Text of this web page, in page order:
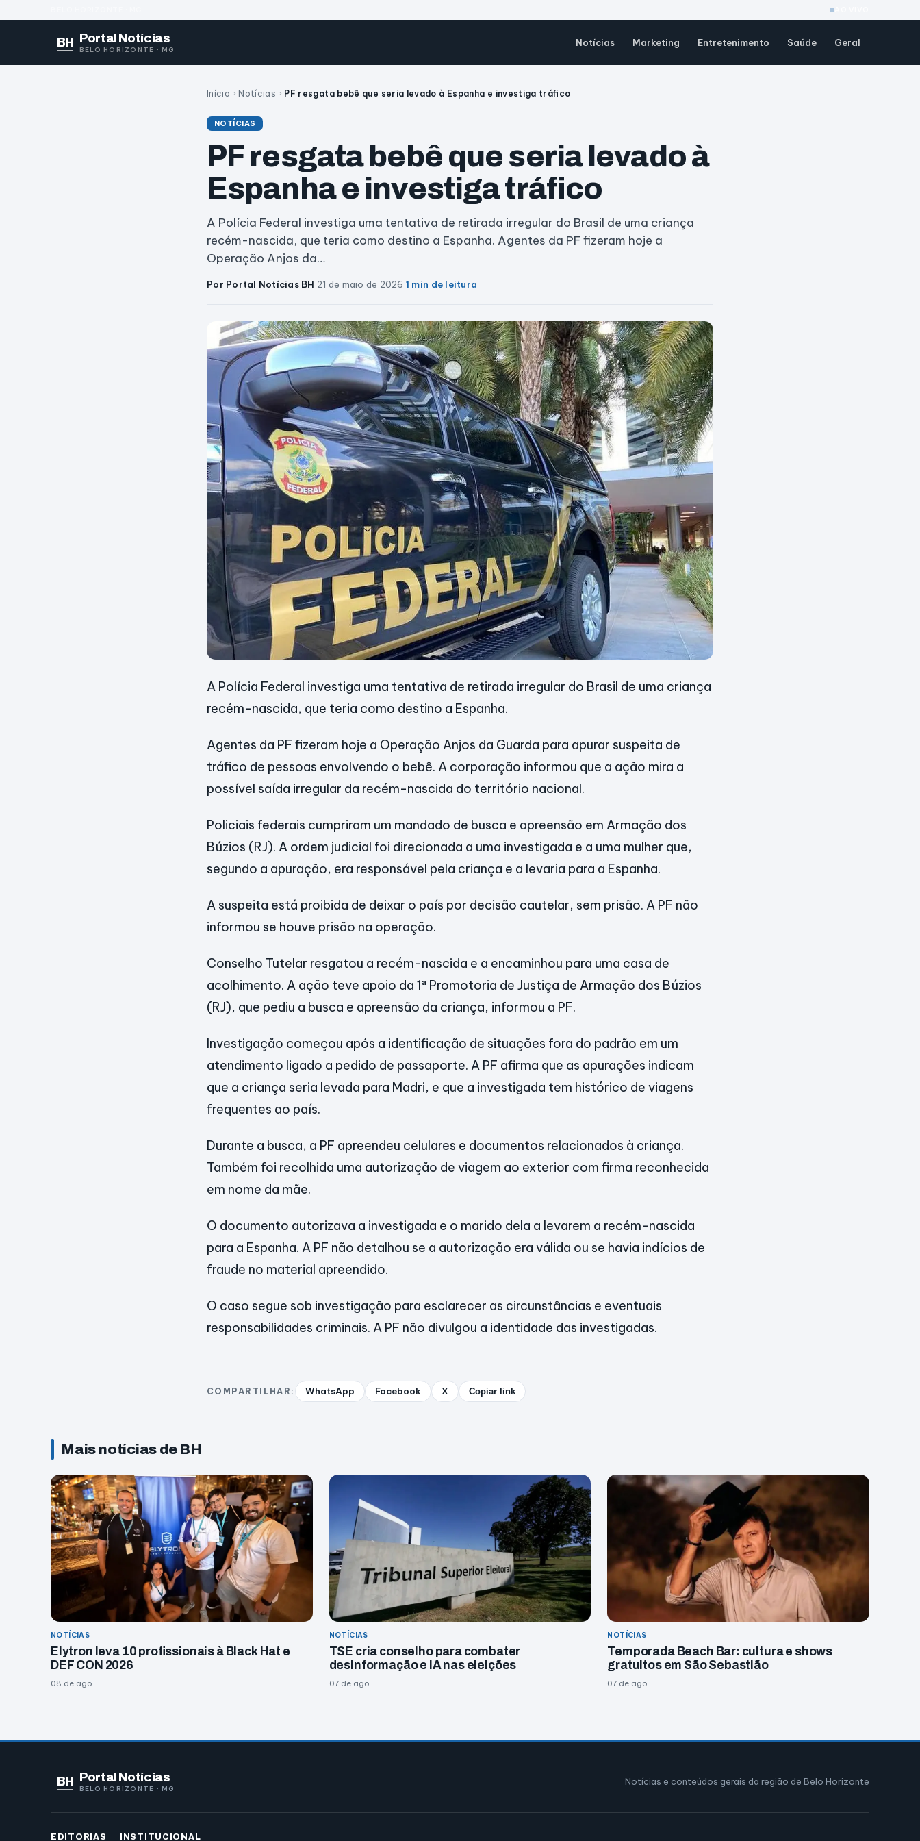
BH Portal Notícias
BELO HORIZONTE · MG
Notícias Marketing Entretenimento Saúde Geral
Início › Notícias › PF resgata bebê que seria levado à Espanha e investiga tráfico
NOTÍCIAS
PF resgata bebê que seria levado à
Espanha e investiga tráfico
A Polícia Federal investiga uma tentativa de retirada irregular do Brasil de uma criança
recém-nascida, que teria como destino a Espanha. Agentes da PF fizeram hoje a
Operação Anjos da…
Por Portal Notícias BH·21 de maio de 2026·1 min de leitura
A Polícia Federal investiga uma tentativa de retirada irregular do Brasil de uma criança
recém-nascida, que teria como destino a Espanha.
Agentes da PF fizeram hoje a Operação Anjos da Guarda para apurar suspeita de
tráfico de pessoas envolvendo o bebê. A corporação informou que a ação mira a
possível saída irregular da recém-nascida do território nacional.
Policiais federais cumpriram um mandado de busca e apreensão em Armação dos
Búzios (RJ). A ordem judicial foi direcionada a uma investigada e a uma mulher que,
segundo a apuração, era responsável pela criança e a levaria para a Espanha.
A suspeita está proibida de deixar o país por decisão cautelar, sem prisão. A PF não
informou se houve prisão na operação.
Conselho Tutelar resgatou a recém-nascida e a encaminhou para uma casa de
acolhimento. A ação teve apoio da 1ª Promotoria de Justiça de Armação dos Búzios
(RJ), que pediu a busca e apreensão da criança, informou a PF.
Investigação começou após a identificação de situações fora do padrão em um
atendimento ligado a pedido de passaporte. A PF afirma que as apurações indicam
que a criança seria levada para Madri, e que a investigada tem histórico de viagens
frequentes ao país.
Durante a busca, a PF apreendeu celulares e documentos relacionados à criança.
Também foi recolhida uma autorização de viagem ao exterior com firma reconhecida
em nome da mãe.
O documento autorizava a investigada e o marido dela a levarem a recém-nascida
para a Espanha. A PF não detalhou se a autorização era válida ou se havia indícios de
fraude no material apreendido.
O caso segue sob investigação para esclarecer as circunstâncias e eventuais
responsabilidades criminais. A PF não divulgou a identidade das investigadas.
COMPARTILHAR: WhatsApp Facebook X Copiar link
Mais notícias de BH
NOTÍCIAS
Elytron leva 10 profissionais à Black Hat e
DEF CON 2026
08 de ago.
NOTÍCIAS
TSE cria conselho para combater
desinformação e IA nas eleições
07 de ago.
NOTÍCIAS
Temporada Beach Bar: cultura e shows
gratuitos em São Sebastião
07 de ago.
BH Portal Notícias
BELO HORIZONTE · MG
Notícias e conteúdos gerais da região de Belo Horizonte
EDITORIAS INSTITUCIONAL